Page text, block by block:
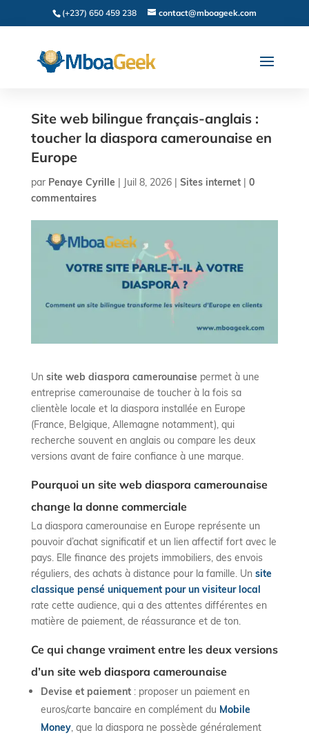
(+237) 650 459 238 contact@mboageek.com
Site web bilingue français-anglais :
toucher la diaspora camerounaise en
Europe
par Penaye Cyrille | Juil 8, 2026| Sites internet| 0
commentaires
Un site web diaspora camerounaise permet à une
entreprise camerounaise de toucher à la fois sa
clientèle locale et la diaspora installée en Europe
(France, Belgique, Allemagne notamment), qui
recherche souvent en anglais ou compare les deux
versions avant de faire confiance à une marque.
Pourquoi un site web diaspora camerounaise
change la donne commerciale
La diaspora camerounaise en Europe représente un
pouvoir d’achat significatif et un lien affectif fort avec le
pays. Elle finance des projets immobiliers, des envois
réguliers, des achats à distance pour la famille. Un site
classique pensé uniquement pour un visiteur local
rate cette audience, qui a des attentes différentes en
matière de paiement, de réassurance et de ton.
Ce qui change vraiment entre les deux versions
d’un site web diaspora camerounaise
Devise et paiement: proposer un paiement en
euros/carte bancaire en complément du Mobile
Money, que la diaspora ne possède généralement